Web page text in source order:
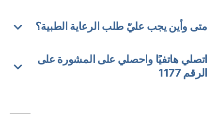
متى وأين يجب عليّ طلب الرعاية الطبية؟
اتصلي هاتفيًا واحصلي على المشورة على
الرقم 1177